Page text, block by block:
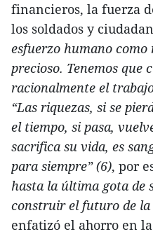
financieros, la fuerza
los soldados y
esfuerzo humano
precioso. Tenemos que
racionalmente el
“Las riquezas, si se
el tiempo, si pasa,
sacrifica su vida, es
para siempre” (6), por
hasta la última gota de
construir el futuro de la
enfatizó el ahorro en